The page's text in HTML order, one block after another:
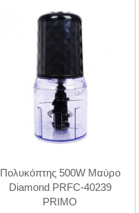
Πολυκόπτης 500W Μαύρο
Diamond PRFC-40239
PRIMO